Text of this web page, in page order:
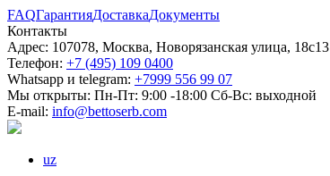
FAQГарантияДоставкаДокументы
Контакты
Адрес: 107078, Москва, Новорязанская улица, 18с13
Телефон: +7 (495) 109 0400
Whatsapp и telegram: +7999 556 99 07
Мы открыты: Пн-Пт: 9:00 -18:00 Сб-Вс: выходной
Е-mail: info@bettoserb.com
uz